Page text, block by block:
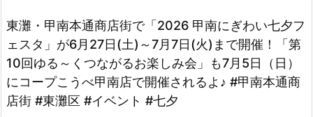
東灘・甲南本通商店街で「2026 甲南にぎわい七夕フ
ェスタ」が6月27日(土)～7月7日(火)まで開催！「第
10回ゆる～くつながるお楽しみ会」も7月5日（日）
にコープこうべ甲南店で開催されるよ♪ #甲南本通商
店街 #東灘区 #イベント #七夕